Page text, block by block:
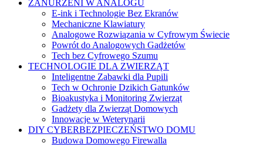
ZANURZENI W ANALOGU
E-ink i Technologie Bez Ekranów
Mechaniczne Klawiatury
Analogowe Rozwiązania w Cyfrowym Świecie
Powrót do Analogowych Gadżetów
Tech bez Cyfrowego Szumu
TECHNOLOGIE DLA ZWIERZĄT
Inteligentne Zabawki dla Pupili
Tech w Ochronie Dzikich Gatunków
Bioakustyka i Monitoring Zwierząt
Gadżety dla Zwierząt Domowych
Innowacje w Weterynarii
DIY CYBERBEZPIECZEŃSTWO DOMU
Budowa Domowego Firewalla